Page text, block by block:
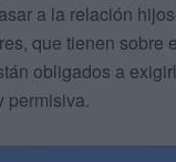
a la relación
que tienen
obligados a
permisiva.